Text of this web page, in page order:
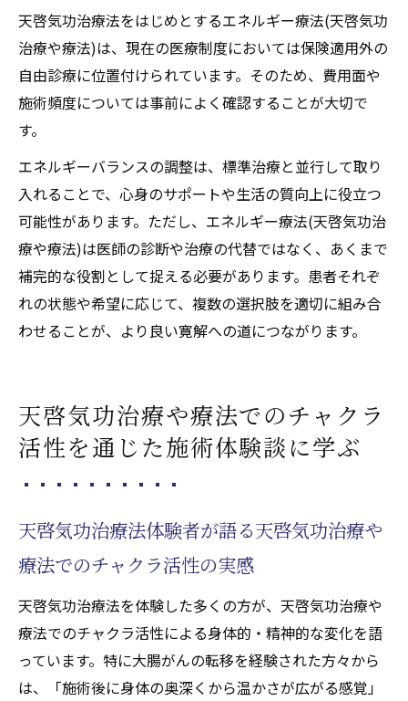
天啓気功治療法をはじめとするエネルギー療法(天啓気功
治療や療法)は、現在の医療制度においては保険適用外の
自由診療に位置付けられています。そのため、費用面や
施術頻度については事前によく確認することが大切で
す。
エネルギーバランスの調整は、標準治療と並行して取り
入れることで、心身のサポートや生活の質向上に役立つ
可能性があります。ただし、エネルギー療法(天啓気功治
療や療法)は医師の診断や治療の代替ではなく、あくまで
補完的な役割として捉える必要があります。患者それぞ
れの状態や希望に応じて、複数の選択肢を適切に組み合
わせることが、より良い寛解への道につながります。
天啓気功治療や療法でのチャクラ
活性を通じた施術体験談に学ぶ
天啓気功治療法体験者が語る天啓気功治療や
療法でのチャクラ活性の実感
天啓気功治療法を体験した多くの方が、天啓気功治療や
療法でのチャクラ活性による身体的・精神的な変化を語
っています。特に大腸がんの転移を経験された方々から
は、「施術後に身体の奥深くから温かさが広がる感覚」